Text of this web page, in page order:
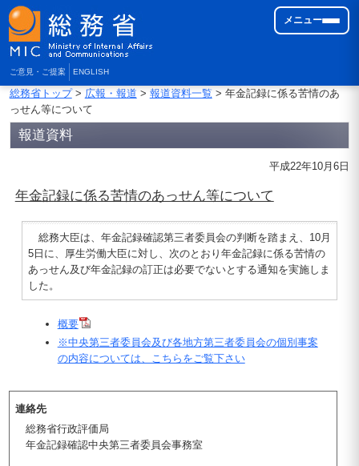
ご意見・ご提案 ENGLISH
メニュー
総務省トップ> 広報・報道 > 報道資料一覧> 年金記録に係る苦情のあ
っせん等について
報道資料
平成22年10月6日
年金記録に係る苦情のあっせん等について
総務大臣は、年金記録確認第三者委員会の判断を踏まえ、10月
5日に、厚生労働大臣に対し、次のとおり年金記録に係る苦情の
あっせん及び年金記録の訂正は必要でないとする通知を実施しま
した。
概要
※中央第三者委員会及び各地方第三者委員会の個別事案
の内容については、こちらをご覧下さい
連絡先
総務省行政評価局
年金記録確認中央第三者委員会事務室